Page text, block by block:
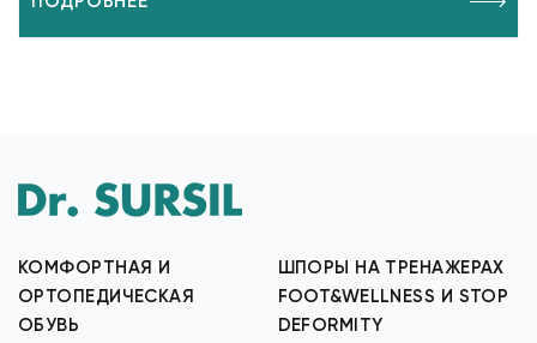
КОМФОРТНАЯ И
ОРТОПЕДИЧЕСКАЯ
ОБУВЬ
ШПОРЫ НА ТРЕНАЖЕРАХ
FOOT&WELLNESS И STOP
DEFORMITY